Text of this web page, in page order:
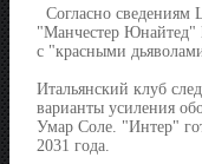
Согласно сведениям
"Манчестер Юнайтед"
с "красными
Итальянский клуб
варианты усиления
Умар Соле. "Интер"
2031 года.